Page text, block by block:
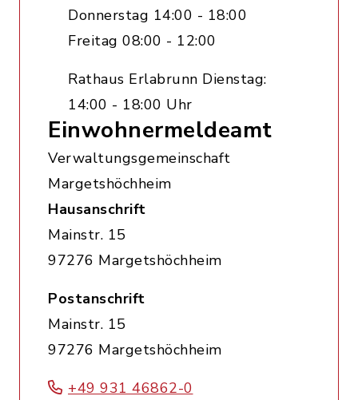
Donnerstag 14:00 - 18:00
Freitag 08:00 - 12:00
Rathaus Erlabrunn Dienstag:
14:00 - 18:00 Uhr
Einwohnermeldeamt
Verwaltungsgemeinschaft
Margetshöchheim
Hausanschrift
Mainstr. 15
97276 Margetshöchheim
Postanschrift
Mainstr. 15
97276 Margetshöchheim
+49 931 46862-0